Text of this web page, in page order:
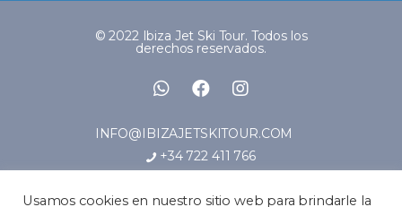
© 2022 Ibiza Jet Ski Tour. Todos los
derechos reservados.
INFO@IBIZAJETSKITOUR.COM
+34 722 411 766
CONDICIONES GENERALES
Usamos cookies en nuestro sitio web para brindarle la